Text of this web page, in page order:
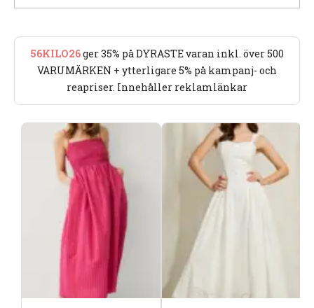
56KILO26ger 35% på DYRASTE varan inkl. över 500
VARUMÄRKEN + ytterligare 5% på kampanj- och
reapriser. Innehåller reklamlänkar